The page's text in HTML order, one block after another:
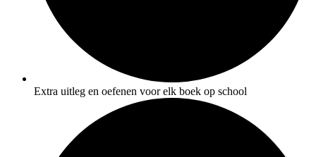
Extra uitleg en oefenen voor elk boek op school